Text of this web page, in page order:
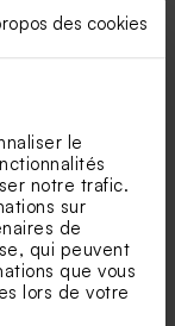
des cookies
le
notre trafic.
sur
de
qui peuvent
que vous
lors de votre
baptême
messagère